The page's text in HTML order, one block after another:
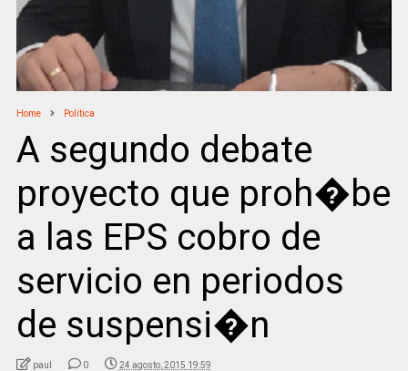
Home Politica
A segundo debate
proyecto que proh�be
a las EPS cobro de
servicio en periodos
de suspensi�n
paul 0 24 agosto, 2015 19:59